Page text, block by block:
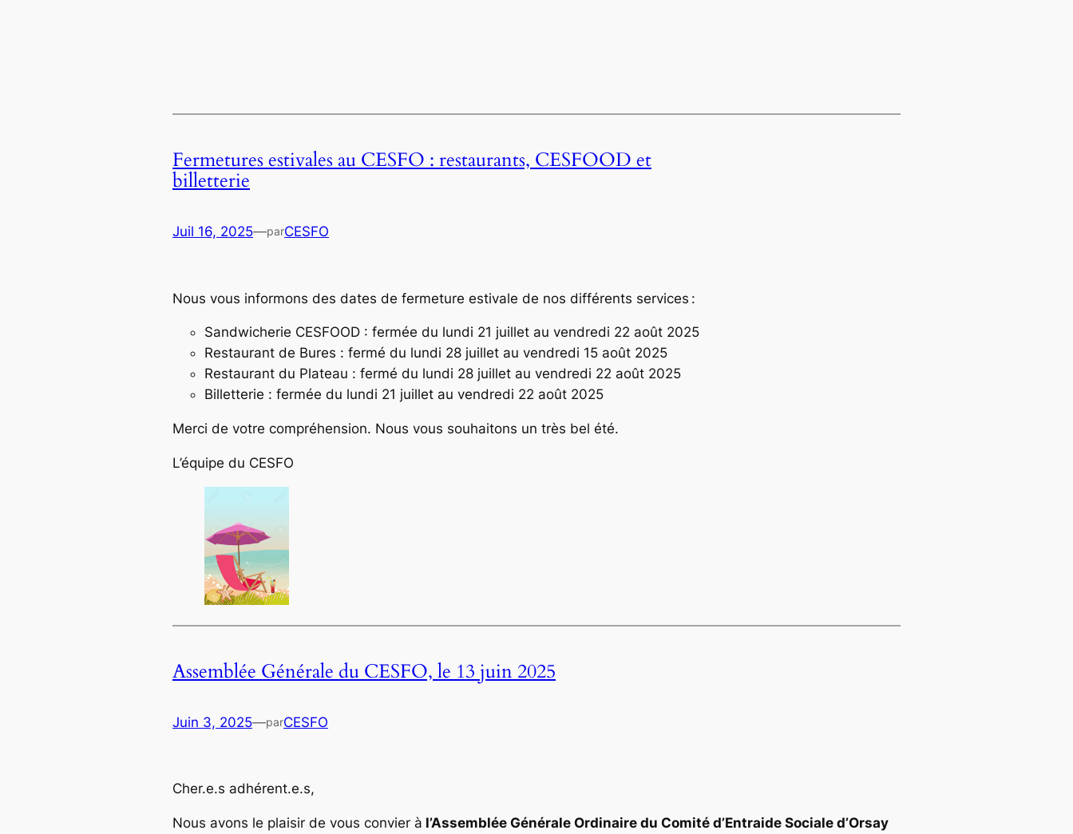
Fermetures estivales au CESFO : restaurants, CESFOOD et
billetterie
Juil 16, 2025—parCESFO
Nous vous informons des dates de fermeture estivale de nos différents services :
Sandwicherie CESFOOD : fermée du lundi 21 juillet au vendredi 22 août 2025
Restaurant de Bures : fermé du lundi 28 juillet au vendredi 15 août 2025
Restaurant du Plateau : fermé du lundi 28 juillet au vendredi 22 août 2025
Billetterie : fermée du lundi 21 juillet au vendredi 22 août 2025
Merci de votre compréhension. Nous vous souhaitons un très bel été.
L’équipe du CESFO
Assemblée Générale du CESFO, le 13 juin 2025
Juin 3, 2025—parCESFO
Cher.e.s adhérent.e.s,
Nous avons le plaisir de vous convier à l’Assemblée Générale Ordinaire du Comité d’Entraide Sociale d’Orsay